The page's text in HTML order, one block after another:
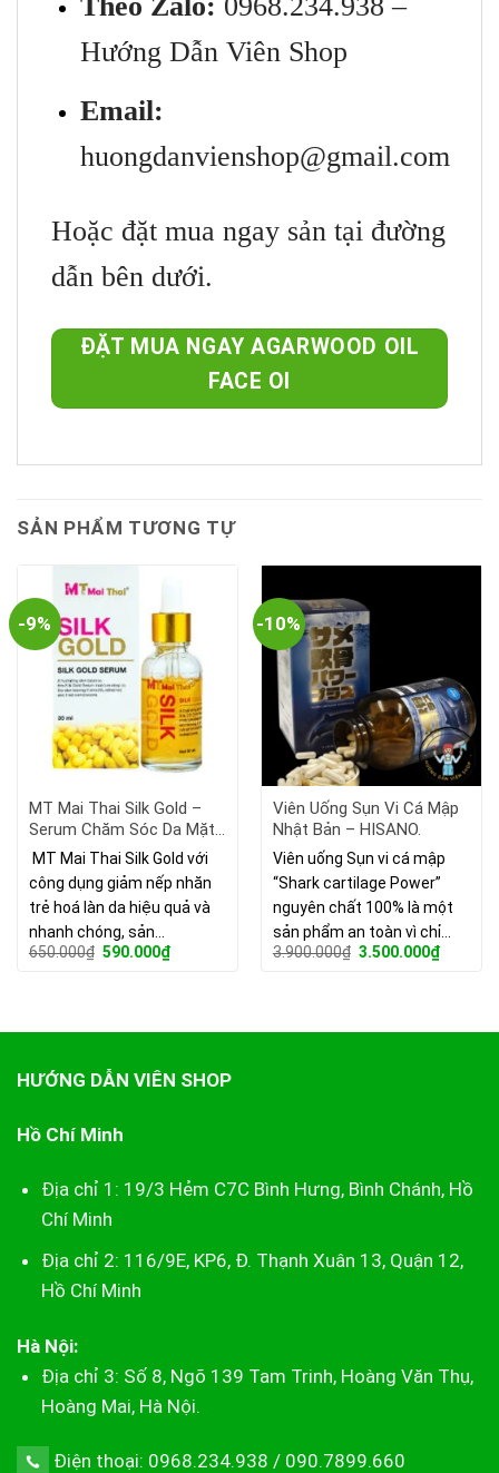
Hướng Dẫn Viên Shop
Email:
huongdanvienshop@gmail.com
Hoặc đặt mua ngay sản tại đường
dẫn bên dưới.
ĐẶT MUA NGAY AGARWOOD OIL
FACE OI
SẢN PHẨM TƯƠNG TỰ
-9%
MT Mai Thai Silk Gold –
Serum Chăm Sóc Da Mặt
Trẻ Hóa Giảm Nếp Nhăn.
MT Mai Thai Silk Gold với
công dụng giảm nếp nhăn
trẻ hoá làn da hiệu quả và
nhanh chóng, sản…
650.000₫ Giá
590.000₫Giá
hiện
-10%
Viên Uống Sụn Vi Cá Mập
Nhật Bản – HISANO.
Viên uống Sụn vi cá mập
“Shark cartilage Power”
nguyên chất 100% là một
sản phẩm an toàn vì chỉ…
3.900.000₫ Giá
3.500.000₫Giá
hiện
HƯỚNG DẪN VIÊN SHOP
Hồ Chí Minh
Địa chỉ 1: 19/3 Hẻm C7C Bình Hưng, Bình Chánh, Hồ
Chí Minh
Địa chỉ 2: 116/9E, KP6, Đ. Thạnh Xuân 13, Quận 12,
Hồ Chí Minh
Hà Nội:
Địa chỉ 3: Số 8, Ngõ 139 Tam Trinh, Hoàng Văn Thụ,
Hoàng Mai, Hà Nội.
Điện thoại: 0968.234.938 / 090.7899.660